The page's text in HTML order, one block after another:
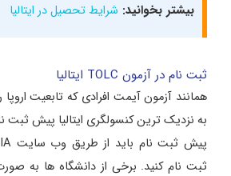
بیشتر بخوانید: شرایط تحصیل در ایتالیا
ثبت نام در آزمون TOLC ایتالیا
همانند آزمون آیمت افرادی که تابعیت اروپا
به نزدیک ترین کنسولگری ایتالیا پیش ثبت
ثبت نام کنید. برخی از دانشگاه ها به